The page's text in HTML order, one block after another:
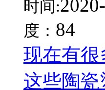
时间:
度： 84
现在有
这些陶